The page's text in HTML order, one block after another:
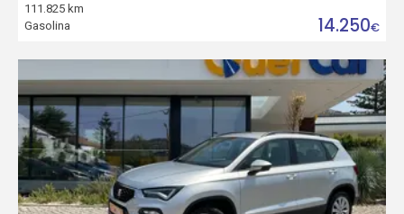
111.825 km
Gasolina
14.250€